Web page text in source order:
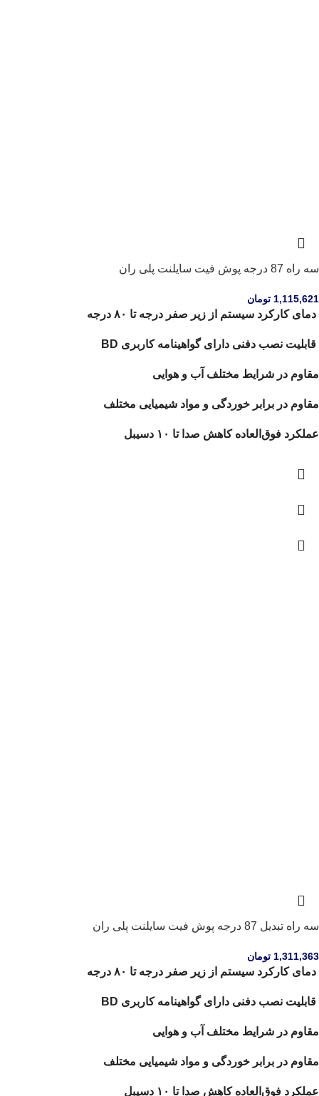
سه راه 87 درجه پوش فیت سایلنت پلی ران
1,115,621 تومان
دمای کارکرد سیستم از زیر صفر درجه تا ۸۰ درجه
قابلیت نصب دفنی دارای گواهینامه کاربری BD
مقاوم در شرایط مختلف آب و هوایی
مقاوم در برابر خوردگی و مواد شیمیایی مختلف
عملکرد فوق‌العاده کاهش صدا تا ۱۰ دسیبل
سه راه تبدیل 87 درجه پوش فیت سایلنت پلی ران
1,311,363 تومان
دمای کارکرد سیستم از زیر صفر درجه تا ۸۰ درجه
قابلیت نصب دفنی دارای گواهینامه کاربری BD
مقاوم در شرایط مختلف آب و هوایی
مقاوم در برابر خوردگی و مواد شیمیایی مختلف
عملکرد فوق‌العاده کاهش صدا تا ۱۰ دسیبل